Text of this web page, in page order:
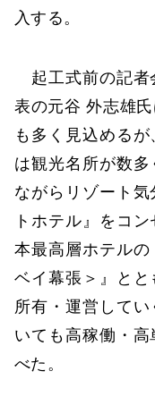
入する。
起工式前の記者
表の元谷 外志雄
も多く見込める
は観光名所が数
ながらリゾート
トホテル』をコ
本最高層ホテル
ベイ幕張＞』と
所有・運営して
いても高稼働・
べた。